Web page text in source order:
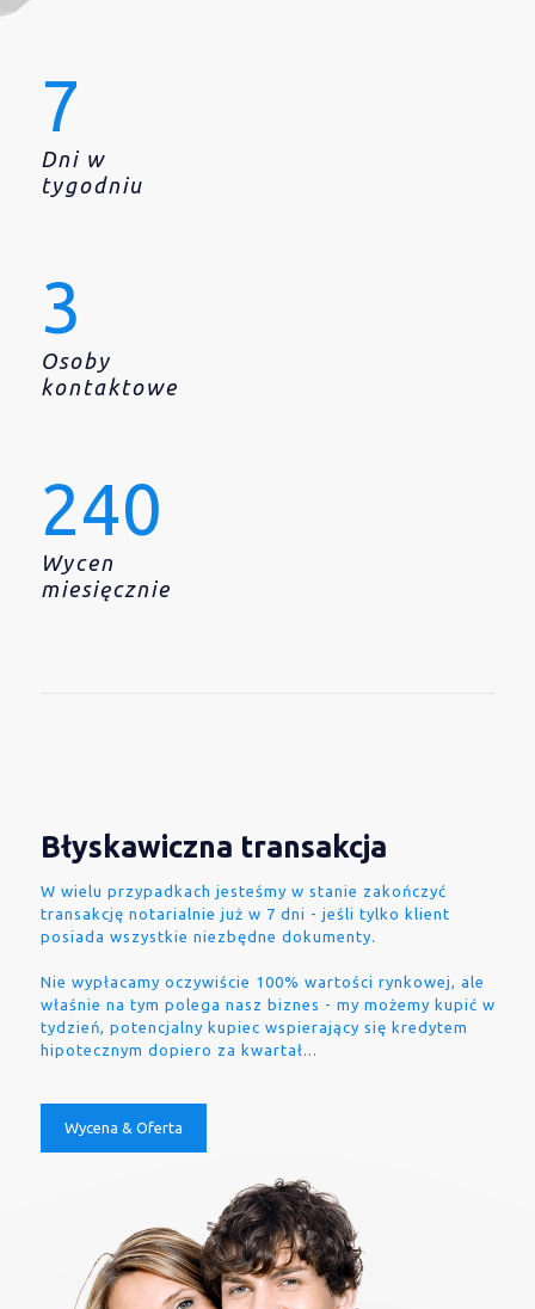
7
Dni w
tygodniu
3
Osoby
kontaktowe
240
Wycen
miesięcznie
Błyskawiczna transakcja
W wielu przypadkach jesteśmy w stanie zakończyć
transakcję notarialnie już w 7 dni - jeśli tylko klient
posiada wszystkie niezbędne dokumenty.
Nie wypłacamy oczywiście 100% wartości rynkowej, ale
właśnie na tym polega nasz biznes - my możemy kupić w
tydzień, potencjalny kupiec wspierający się kredytem
hipotecznym dopiero za kwartał...
Wycena & Oferta